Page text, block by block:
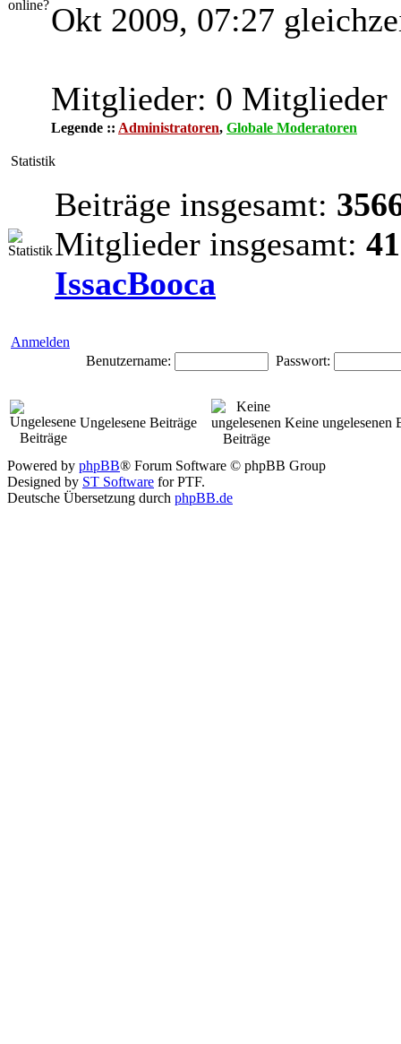
Okt 2009, 07:27
Mitglieder: 0 Mitglieder
Legende :: Administratoren, Globale Moderatoren
Statistik
Beiträge insgesamt:
Mitglieder insgesamt:
IssacBooca
Anmelden
Benutzername:
Passwort:
Ungelesene Beiträge Keine ungelesenen
Powered by phpBB® Forum Software © phpBB Group
Designed by ST Software for PTF.
Deutsche Übersetzung durch phpBB.de